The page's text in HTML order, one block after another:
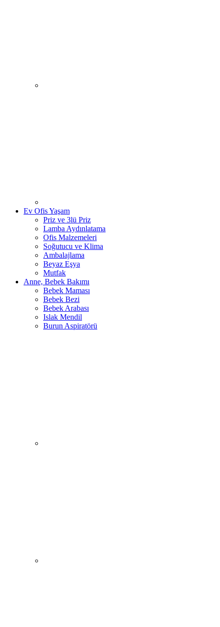
Ev Ofis Yaşam
Priz ve 3lü Priz
Lamba Aydınlatama
Ofis Malzemeleri
Soğutucu ve Klima
Ambalajlama
Beyaz Eşya
Mutfak
Anne, Bebek Bakımı
Bebek Maması
Bebek Bezi
Bebek Arabası
Islak Mendil
Burun Aspiratörü